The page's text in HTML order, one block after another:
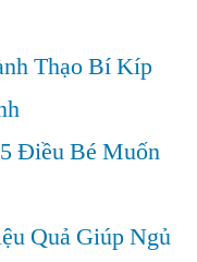
Thạo Bí Kíp
Điều Bé Muốn
Quả Giúp Ngủ